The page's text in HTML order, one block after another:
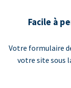
Facile à
Votre formulaire
votre site sous